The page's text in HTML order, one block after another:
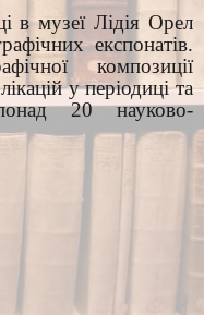
в музеї Лідія Орел
експонатів.
композиції
у періодиці та
20 науково-